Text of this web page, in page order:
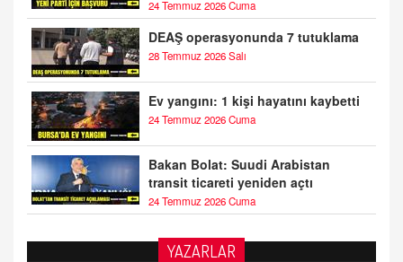
24 Temmuz 2026 Cuma
DEAŞ operasyonunda 7 tutuklama
28 Temmuz 2026 Salı
Ev yangını: 1 kişi hayatını kaybetti
24 Temmuz 2026 Cuma
Bakan Bolat: Suudi Arabistan
transit ticareti yeniden açtı
24 Temmuz 2026 Cuma
YAZARLAR